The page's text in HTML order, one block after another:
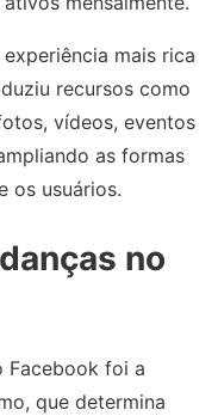
mais rica
recursos como
vídeos, eventos
as formas
os usuários.
no
Facebook foi a
que determina